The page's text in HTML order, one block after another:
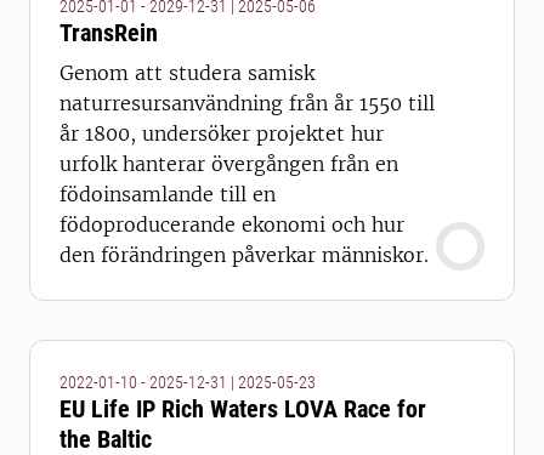
2025-01-01 - 2029-12-31 2025-05-06
TransRein
Genom att studera samisk
naturresursanvändning från år 1550 till
år 1800, undersöker projektet hur
urfolk hanterar övergången från en
födoinsamlande till en
födoproducerande ekonomi och hur
den förändringen påverkar människor.
2022-01-10 - 2025-12-31 | 2025-05-23
EU Life IP Rich Waters LOVA Race for
the Baltic